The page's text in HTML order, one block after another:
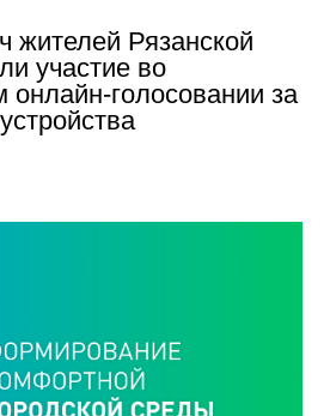
жителей Рязанской
участие во
онлайн-голосовании за